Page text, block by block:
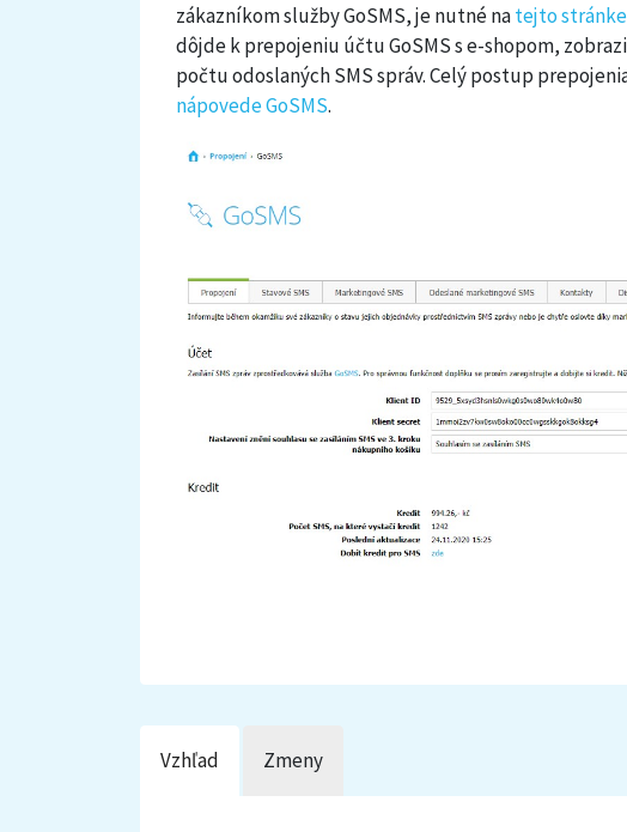
zákazníkom služby GoSMS, je nutné natejto
dôjde k prepojeniu účtu GoSMS s e-shopom,
počtu odoslaných SMS správ. Celý postup
nápovede GoSMS.
Vzhľad Zmeny